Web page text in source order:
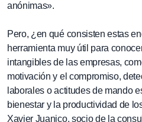
anónimas».
Pero, ¿en qué consisten estas
herramienta muy útil para
intangibles de las empresas,
motivación y el compromiso,
laborales o actitudes de mando
bienestar y la productividad de
Xavier Juanico, socio de la